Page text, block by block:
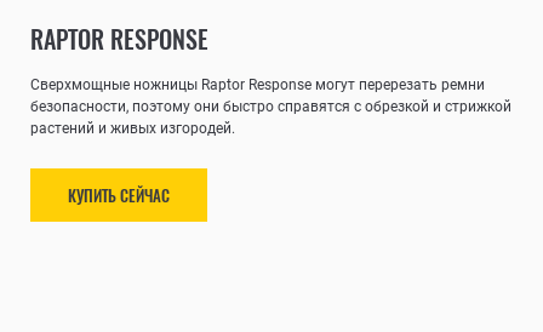
RAPTOR RESPONSE
Сверхмощные ножницы Raptor Response могут перерезать ремни
безопасности, поэтому они быстро справятся с обрезкой и стрижкой
растений и живых изгородей.
КУПИТЬ СЕЙЧАС